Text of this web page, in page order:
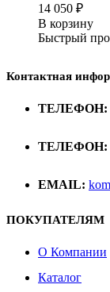
14 050 ₽
В корзину
Быстрый
Контактная
ТЕЛЕФОН:
ТЕЛЕФОН:
EMAIL:
ПОКУПАТЕЛЯМ
О Компании
Каталог